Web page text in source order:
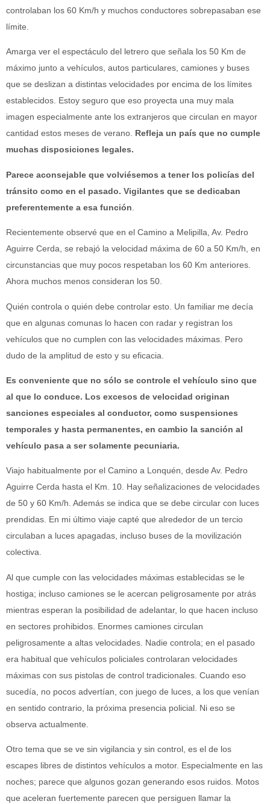
controlaban los 60 Km/h y muchos conductores sobrepasaban ese
límite.
Amarga ver el espectáculo del letrero que señala los 50 Km de
máximo junto a vehículos, autos particulares, camiones y buses
que se deslizan a distintas velocidades por encima de los límites
establecidos. Estoy seguro que eso proyecta una muy mala
imagen especialmente ante los extranjeros que circulan en mayor
cantidad estos meses de verano. Refleja un país que no cumple
muchas disposiciones legales.
Parece aconsejable que volviésemos a tener los policías del
tránsito como en el pasado. Vigilantes que se dedicaban
preferentemente a esa función
Recientemente observé que en el Camino a Melipilla, Av. Pedro
Aguirre Cerda, se rebajó la velocidad máxima de 60 a 50 Km/h, en
circunstancias que muy pocos respetaban los 60 Km anteriores.
Ahora muchos menos consideran los 50.
Quién controla o quién debe controlar esto. Un familiar me decía
que en algunas comunas lo hacen con radar y registran los
vehículos que no cumplen con las velocidades máximas. Pero
dudo de la amplitud de esto y su eficacia.
Es conveniente que no sólo se controle el vehículo sino que
al que lo conduce. Los excesos de velocidad originan
sanciones especiales al conductor, como suspensiones
temporales y hasta permanentes, en cambio la sanción al
vehículo pasa a ser solamente pecuniaria.
Viajo habitualmente por el Camino a Lonquén, desde Av. Pedro
Aguirre Cerda hasta el Km. 10. Hay señalizaciones de velocidades
de 50 y 60 Km/h. Además se indica que se debe circular con luces
prendidas. En mi último viaje capté que alrededor de un tercio
circulaban a luces apagadas, incluso buses de la movilización
colectiva.
Al que cumple con las velocidades máximas establecidas se le
hostiga; incluso camiones se le acercan peligrosamente por atrás
mientras esperan la posibilidad de adelantar, lo que hacen incluso
en sectores prohibidos. Enormes camiones circulan
peligrosamente a altas velocidades. Nadie controla; en el pasado
era habitual que vehículos policiales controlaran velocidades
máximas con sus pistolas de control tradicionales. Cuando eso
sucedía, no pocos advertían, con juego de luces, a los que venían
en sentido contrario, la próxima presencia policial. Ni eso se
observa actualmente.
Otro tema que se ve sin vigilancia y sin control, es el de los
escapes libres de distintos vehículos a motor. Especialmente en las
noches; parece que algunos gozan generando esos ruidos. Motos
que aceleran fuertemente parecen que persiguen llamar la